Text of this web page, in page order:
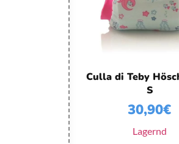
Culla di Teby
S
30,90€
Lagernd